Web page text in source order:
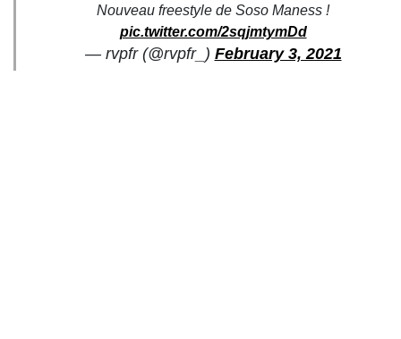
Nouveau freestyle de Soso Maness !
pic.twitter.com/2sqjmtymDd
— rvpfr (@rvpfr_) February 3, 2021